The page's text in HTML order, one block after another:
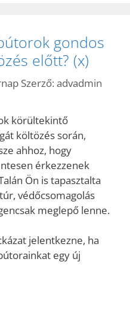
gondos
előtt? (x)
Szerző: advadmin
körültekintő
költözés során,
ahhoz, hogy
érkezzenek
Ön is tapasztalta
védőcsomagolás
meglepő lenne.
jelentkezne, ha
egy új